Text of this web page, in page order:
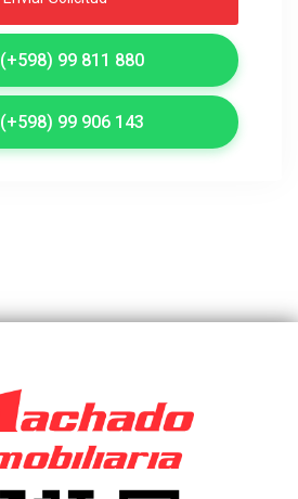
(+598) 99 811 880
(+598) 99 906 143